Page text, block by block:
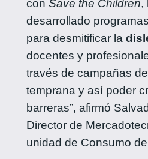
con Save the Children,
desarrollado
para desmitificar la
docentes y
través de campañas
temprana y así poder
barreras”, afirmó
Director de
unidad de Consumo